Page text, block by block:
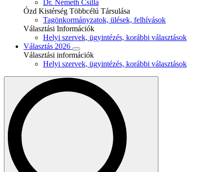
Dr. Németh Csilla
Ózd Kistérség Többcélú Társulása
Tagönkormányzatok, ülések, felhívások
Választási Információk
Helyi szervek, ügyintézés, korábbi választások
Választás 2026
Választási információk
Helyi szervek, ügyintézés, korábbi választások